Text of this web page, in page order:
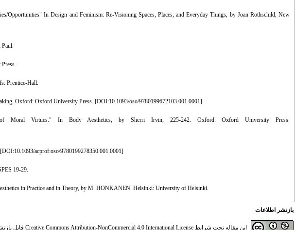
Opportunities" In Design and Feminism: Re-Visioning Spaces, Places, and Everyday Things, by Joan Rothschild, New
Prentice-Hall.
Oxford: Oxford University Press. [DOI:10.1093/oso/9780199672103.001.0001]
Moral Virtues." In Body Aesthetics, by Sherri Irvin, 225-242. Oxford: Oxford University Press.
DOI:10.1093/acprof:oso/9780199278350.001.0001]
19-29.
in Practice and in Theory, by M. HONKANEN. Helsinki: University of Helsinki.
بازنشر اطلاعات
این مقاله تحت شرایط Creative Commons Attribution-NonCommercial 4.0 International License قابل